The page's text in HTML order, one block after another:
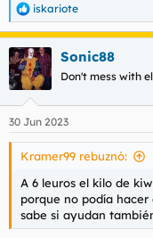
R
e
a
c
c
i
e
s
iskariote
Sonic88
Don't mess with
30 Jun 2023
Kramer99 rebuznó:
A 6 leuros el kilo de
porque no podía hacer
sabe si ayudan